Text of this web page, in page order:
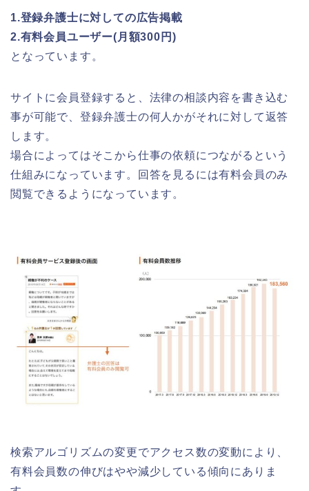
1.登録弁護士に対しての広告掲載
2.有料会員ユーザー(月額300円)
となっています。
サイトに会員登録すると、法律の相談内容を書き込む
事が可能で、登録弁護士の何人かがそれに対して返答
します。
場合によってはそこから仕事の依頼につながるという
仕組みになっています。回答を見るには有料会員のみ
閲覧できるようになっています。
検索アルゴリズムの変更でアクセス数の変動により、
有料会員数の伸びはやや減少している傾向にありま